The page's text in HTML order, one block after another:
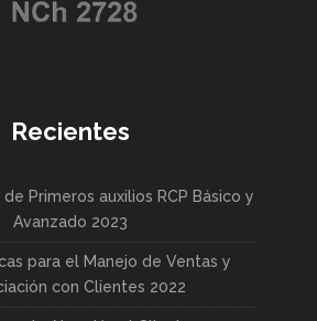
Recientes
Primeros auxilios RCP Básico y
Avanzado 2023
para el Manejo de Ventas y
con Clientes 2022